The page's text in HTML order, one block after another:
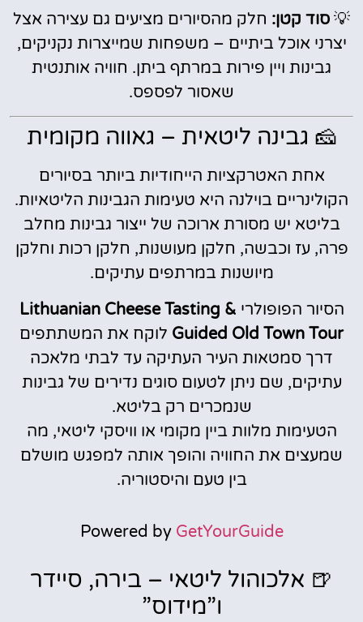
💡 סוד קטן: חלק מהסיורים מציעים גם עצירה אצל
יצרני אוכל ביתיים – משפחות שמייצרות נקניקים,
גבינות ויין פירות במרתף ביתן. חוויה אותנטית
שאסור לפספס.
🧀 גבינה ליטאית – גאווה מקומית
אחת האטרקציות הייחודיות ביותר בסיורים
הקולינריים בוילנה היא טעימות הגבינות הליטאיות.
בליטא יש מסורת ארוכה של ייצור גבינות מחלב
פרה, עז וכבשה, חלקן מעושנות, חלקן רכות וחלקן
מיושנות במרתפים עתיקים.
הסיור הפופולרי Lithuanian Cheese Tasting &
Guided Old Town Tour לוקח את המשתתפים
דרך סמטאות העיר העתיקה עד לבתי מלאכה
עתיקים, שם ניתן לטעום סוגים נדירים של גבינות
שנמכרים רק בליטא.
הטעימות מלוות ביין מקומי או וויסקי ליטאי, מה
שמעצים את החוויה והופך אותה למפגש מושלם
בין טעם והיסטוריה.
Powered by GetYourGuide
🍺 אלכוהול ליטאי – בירה, סיידר
ו”מידוס”